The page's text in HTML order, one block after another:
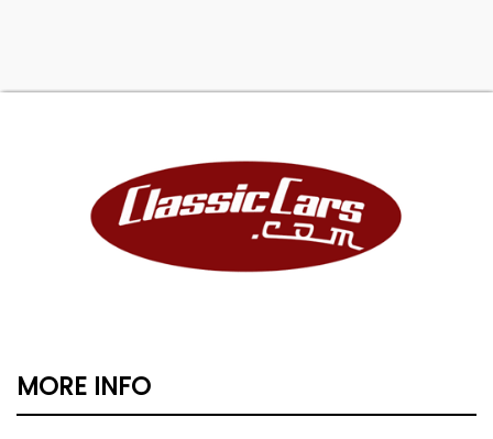
MORE INFO